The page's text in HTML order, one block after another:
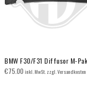
BMW F30/F31 Diffusor M-
€75.00inkl. MwSt. zzgl. Versandkosten